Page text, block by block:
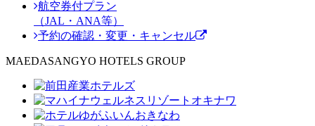
航空券付プラン
（JAL・ANA等）
予約の確認・変更・キャンセル
MAEDASANGYO HOTELS GROUP